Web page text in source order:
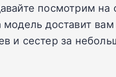
посмотрим
модель доставит
и сестер за